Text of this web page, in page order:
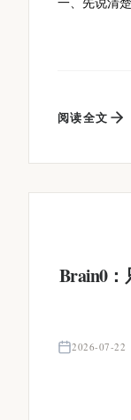
阅读全文
Brain0
2026-07-22